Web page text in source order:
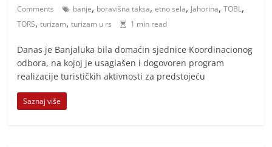
Comments
banje, boravišna taksa,etno sela, Jahorina,TOBL,
TORS,turizam,turizam u rs 1 min read
Danas je Banjaluka bila domaćin sjednice Koordinacionog
odbora, na kojoj je usaglašen i dogovoren program
realizacije turističkih aktivnosti za predstojeću
Saznaj više